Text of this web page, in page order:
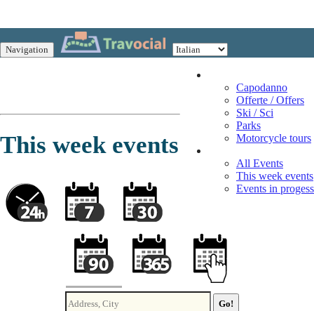
Navigation
Capodanno
Offerte / Offers
Ski / Sci
Parks
Motorcycle tours
All Events
This week events
Events in progess
This week events